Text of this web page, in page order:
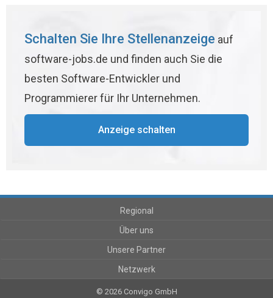
Schalten Sie Ihre Stellenanzeige auf
software-jobs.de und finden auch Sie die
besten Software-Entwickler und
Programmierer für Ihr Unternehmen.
Anzeige schalten
Regional
Über uns
Unsere Partner
Netzwerk
© 2026 Convigo GmbH